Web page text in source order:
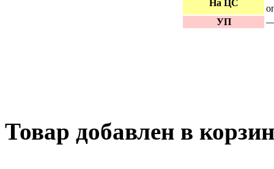
На ЦС
УП
—
Товар добавлен в